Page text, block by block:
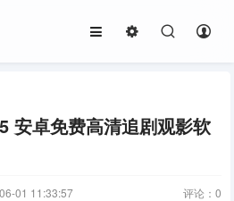
安卓免费高清追剧观影软
01 11:33:57 评论： 0